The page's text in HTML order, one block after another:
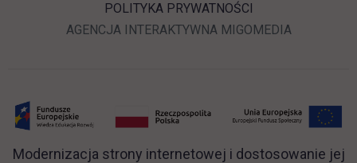
POLITYKA PRYWATNOŚCI
AGENCJA INTERAKTYWNALINK OTWIERA SIĘ W
MIGOMEDIALINK
Modernizacja strony internetowej i dostosowanie jej